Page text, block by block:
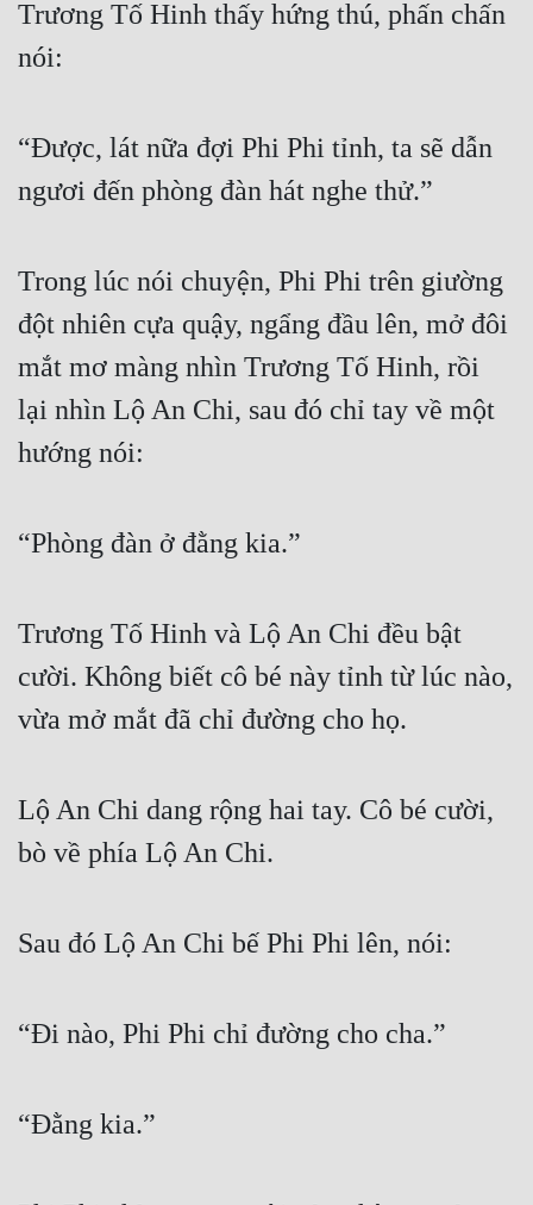
Đô Thị
Đông Phương
Đồng Nhân
Ngự Thú
Truyện Nam
Vô Địch Lưu
Đam Mỹ
Đẹp Hiệp
Tính Cách Nhân Vật :
Trương Tố Hinh thấy hứng thú, phấn chấn
nói:
“Được, lát nữa đợi Phi Phi tỉnh, ta sẽ dẫn
ngươi đến phòng đàn hát nghe thử.”
Trong lúc nói chuyện, Phi Phi trên giường
đột nhiên cựa quậy, ngẩng đầu lên, mở đôi
mắt mơ màng nhìn Trương Tố Hinh, rồi
lại nhìn Lộ An Chi, sau đó chỉ tay về một
hướng nói:
“Phòng đàn ở đằng kia.”
Trương Tố Hinh và Lộ An Chi đều bật
cười. Không biết cô bé này tỉnh từ lúc nào,
vừa mở mắt đã chỉ đường cho họ.
Lộ An Chi dang rộng hai tay. Cô bé cười,
bò về phía Lộ An Chi.
Sau đó Lộ An Chi bế Phi Phi lên, nói:
“Đi nào, Phi Phi chỉ đường cho cha.”
“Đằng kia.”